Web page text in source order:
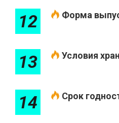
12 Форма
13 Условия
14 Срок